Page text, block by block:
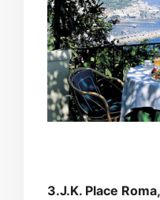
3.J.K. Place